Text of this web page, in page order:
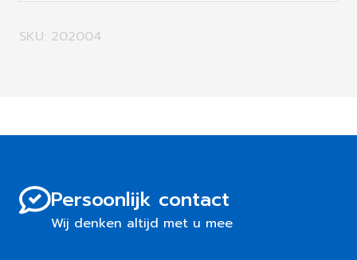
SKU: 202004
Persoonlijk contact
Wij denken altijd met u mee